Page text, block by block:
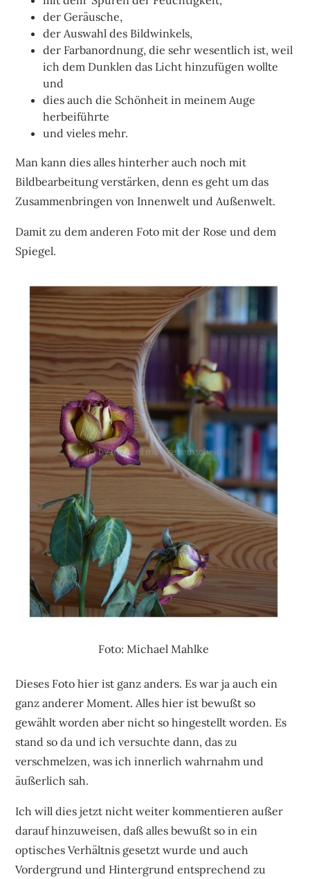
der Geräusche,
der Auswahl des Bildwinkels,
der Farbanordnung, die sehr wesentlich ist, weil
ich dem Dunklen das Licht hinzufügen wollte
und
dies auch die Schönheit in meinem Auge
herbeiführte
und vieles mehr.
Man kann dies alles hinterher auch noch mit
Bildbearbeitung verstärken, denn es geht um das
Zusammenbringen von Innenwelt und Außenwelt.
Damit zu dem anderen Foto mit der Rose und dem
Spiegel.
Foto: Michael Mahlke
Dieses Foto hier ist ganz anders. Es war ja auch ein
ganz anderer Moment. Alles hier ist bewußt so
gewählt worden aber nicht so hingestellt worden. Es
stand so da und ich versuchte dann, das zu
verschmelzen, was ich innerlich wahrnahm und
äußerlich sah.
Ich will dies jetzt nicht weiter kommentieren außer
darauf hinzuweisen, daß alles bewußt so in ein
optisches Verhältnis gesetzt wurde und auch
Vordergrund und Hintergrund entsprechend zu